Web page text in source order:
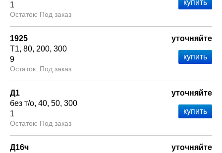
1
Под заказ
1925
Т1 80 200 300
9
Под заказ
уточняйте
Д1
без т/о 40 50 300
1
Под заказ
уточняйте
Д16ч
уточняйте